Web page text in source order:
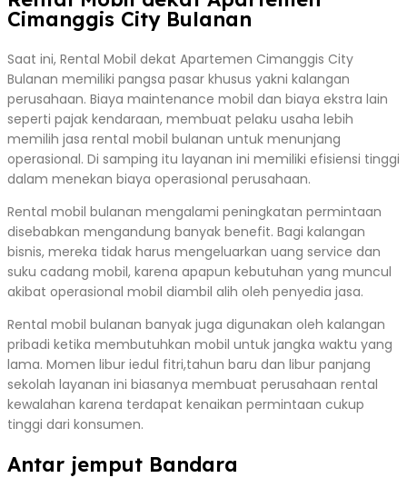
Cimanggis City Bulanan
Saat ini, Rental Mobil dekat Apartemen Cimanggis City
Bulanan memiliki pangsa pasar khusus yakni kalangan
perusahaan. Biaya maintenance mobil dan biaya ekstra lain
seperti pajak kendaraan, membuat pelaku usaha lebih
memilih jasa rental mobil bulanan untuk menunjang
operasional. Di samping itu layanan ini memiliki efisiensi tinggi
dalam menekan biaya operasional perusahaan.
Rental mobil bulanan mengalami peningkatan permintaan
disebabkan mengandung banyak benefit. Bagi kalangan
bisnis, mereka tidak harus mengeluarkan uang service dan
suku cadang mobil, karena apapun kebutuhan yang muncul
akibat operasional mobil diambil alih oleh penyedia jasa.
Rental mobil bulanan banyak juga digunakan oleh kalangan
pribadi ketika membutuhkan mobil untuk jangka waktu yang
lama. Momen libur iedul fitri,tahun baru dan libur panjang
sekolah layanan ini biasanya membuat perusahaan rental
kewalahan karena terdapat kenaikan permintaan cukup
tinggi dari konsumen.
Antar jemput Bandara